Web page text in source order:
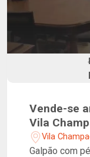
Vende-se
Vila
Vila
Galpão com